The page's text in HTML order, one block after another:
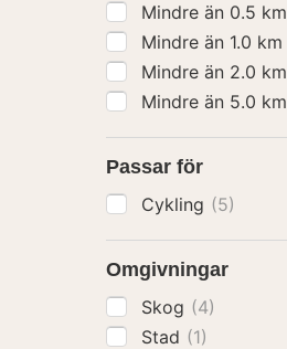
Mindre än 0.5 km
Mindre än 1.0 km
Mindre än 2.0 km
Mindre än 5.0 km
Passar för
Cykling (5)
Omgivningar
Skog (4)
Stad (1)